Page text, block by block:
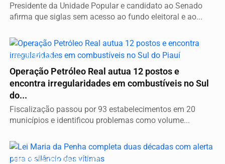
Presidente da Unidade Popular e candidato ao Senado
afirma que siglas sem acesso ao fundo eleitoral e ao...
FISCALIZAÇÃO
Operação Petróleo Real autua 12 postos e
encontra irregularidades em combustíveis no Sul
do...
Fiscalização passou por 93 estabelecimentos em 20
municípios e identificou problemas como volume...
VIOLÊNCIA CONTRA MULHER